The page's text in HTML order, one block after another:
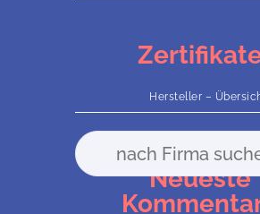
Hersteller –
Neueste